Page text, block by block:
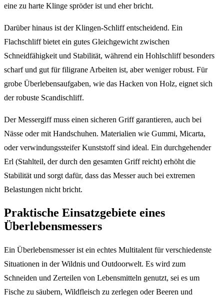
eine zu harte Klinge spröder ist und eher bricht.
Darüber hinaus ist der Klingen-Schliff entscheidend. Ein
Flachschliff bietet ein gutes Gleichgewicht zwischen
Schneidfähigkeit und Stabilität, während ein Hohlschliff besonders
scharf und gut für filigrane Arbeiten ist, aber weniger robust. Für
grobe Überlebensaufgaben, wie das Hacken von Holz, eignet sich
der robuste Scandischliff.
Der Messergiff muss einen sicheren Griff garantieren, auch bei
Nässe oder mit Handschuhen. Materialien wie Gummi, Micarta,
oder verwindungssteifer Kunststoff sind ideal. Ein durchgehender
Erl (Stahlteil, der durch den gesamten Griff reicht) erhöht die
Stabilität und sorgt dafür, dass das Messer auch bei extremen
Belastungen nicht bricht.
Praktische Einsatzgebiete eines
Überlebensmessers
Ein Überlebensmesser ist ein echtes Multitalent für verschiedenste
Situationen in der Wildnis und Outdoorwelt. Es wird zum
Schneiden und Zerteilen von Lebensmitteln genutzt, sei es um
Fische zu säubern, Wildfleisch zu zerlegen oder Beeren und